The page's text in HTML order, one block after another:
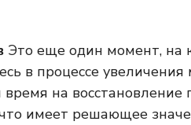
Это еще один момент, на
в процессе
на восстановление
имеет решающее